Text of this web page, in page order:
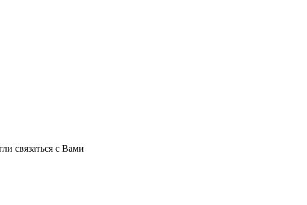
связаться с Вами